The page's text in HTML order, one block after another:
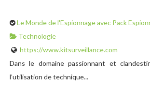
Le Monde de l'Espionnage avec Pack
Technologie
https://www.kitsurveillance.com
Dans le domaine passionnant et
l’utilisation de technique...